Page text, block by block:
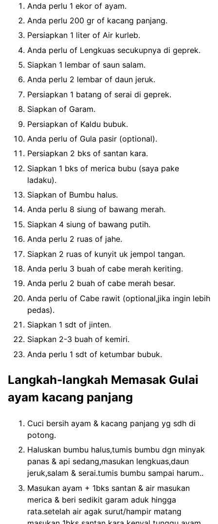
Anda perlu 1 ekor of ayam.
Anda perlu 200 gr of kacang panjang.
Persiapkan 1 liter of Air kurleb.
Anda perlu of Lengkuas secukupnya di geprek.
Siapkan 1 lembar of saun salam.
Anda perlu 2 lembar of daun jeruk.
Persiapkan 1 batang of serai di geprek.
Siapkan of Garam.
Persiapkan of Kaldu bubuk.
Anda perlu of Gula pasir (optional).
Persiapkan 2 bks of santan kara.
Siapkan 1 bks of merica bubu (saya pake
ladaku).
Siapkan of Bumbu halus.
Anda perlu 8 siung of bawang merah.
Siapkan 4 siung of bawang putih.
Anda perlu 2 ruas of jahe.
Siapkan 2 ruas of kunyit uk jempol tangan.
Anda perlu 3 buah of cabe merah keriting.
Anda perlu 2 buah of cabe merah besar.
Anda perlu of Cabe rawit (optional,jika ingin lebih
pedas).
Siapkan 1 sdt of jinten.
Siapkan 2-3 buah of kemiri.
Anda perlu 1 sdt of ketumbar bubuk.
Langkah-langkah Memasak Gulai
ayam kacang panjang
Cuci bersih ayam & kacang panjang yg sdh di
potong.
Haluskan bumbu halus,tumis bumbu dgn minyak
panas & api sedang,masukan lengkuas,daun
jeruk,salam & serai.tumis bumbu sampai harum..
Masukan ayam + 1bks santan & air masukan
merica & beri sedikit garam aduk hingga
rata.setelah air agak surut/hampir matang